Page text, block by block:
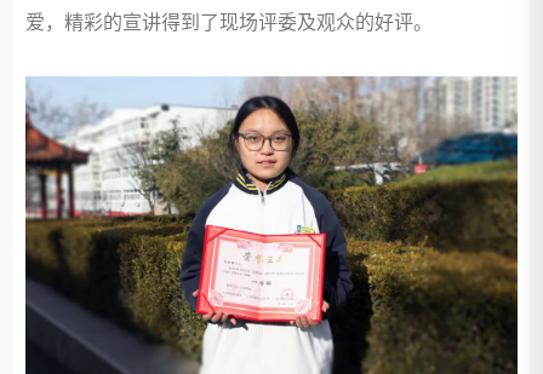
爱，精彩的宣讲得到了现场评委及观众的好评。